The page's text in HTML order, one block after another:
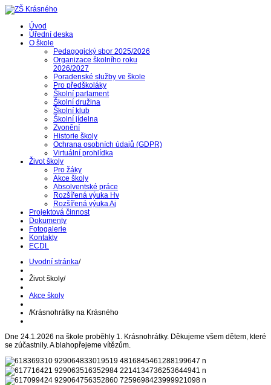
Úvod
Úřední deska
O škole
Pedagogický sbor 2025/2026
Organizace školního roku
2026/2027
Poradenské služby ve škole
Pro předškoláky
Školní parlament
Školní družina
Školní klub
Školní jídelna
Zvonění
Historie školy
Ochrana osobních údajů (GDPR)
Virtuální prohlídka
Život školy
Pro žáky
Akce školy
Absolventské práce
Rozšířená výuka Hv
Rozšířená výuka Aj
Projektová činnost
Dokumenty
Fotogalerie
Kontakty
ECDL
Uvodní stránka/
Život školy/
Akce školy
/Krásnohrátky na Krásného
Dne 24.1.2026 na škole proběhly 1. Krásnohrátky. Děkujeme všem dětem, které
se zúčastnily. A blahopřejeme vítězům.